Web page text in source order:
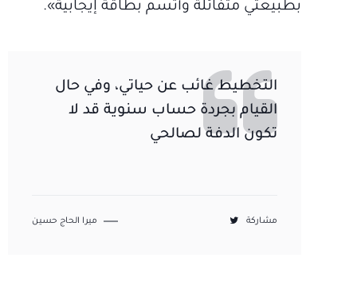
بطبيعتي متفائلة وأتسم بطاقة إيجابية».
التخطيط غائب عن حياتي، وفي حال
القيام بجردة حساب سنوية قد لا
تكون الدفة لصالحي
مشاركة ميرا الحاج حسين